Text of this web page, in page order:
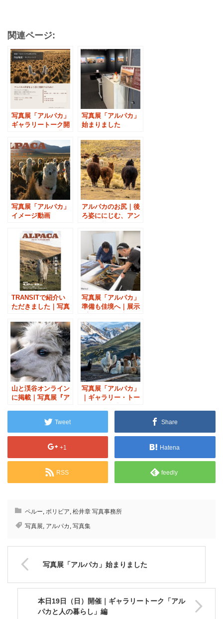
関連ページ:
写真展「アルパカ」
ギャラリートーク開
をより深く知るため
に
写真展「アルパカ」
始まりました
写真展「アルパカ」
イメージ動画
アルパカのお尻｜後
ろ姿ににじむ、アン
TRANSITで紹介い
ただきました｜写真
写真展「アルパカ」
準備も佳境へ｜展示
確認
山と渓谷オンライン
に掲載｜写真展『ア
写真展「アルパカ」
｜ギャラリー・トー
Tweet Share
+1 Hatena
RSS feedly
ペルー, ボリビア, 松井章 写真事務所
写真展, アルパカ , 写真集
写真展「アルパカ」始まりました
本日19日（日）開催｜ギャラリートーク「アル
パカと人の暮らし」編